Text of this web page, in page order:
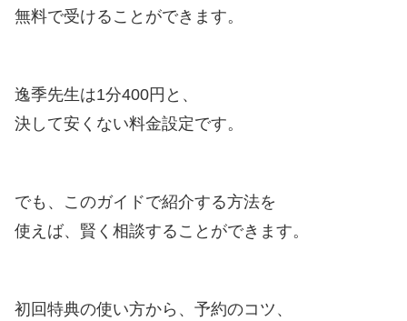
無料で受けることができます。
逸季先生は1分400円と、
決して安くない料金設定です。
でも、このガイドで紹介する方法を
使えば、賢く相談することができます。
初回特典の使い方から、予約のコツ、